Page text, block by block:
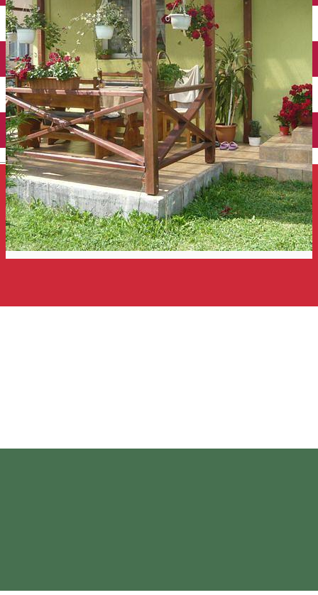
English
Închirieri auto
Închirieri de biciclete